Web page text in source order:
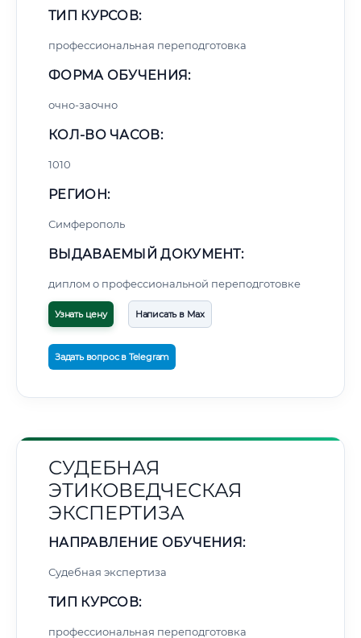
ТИП КУРСОВ:
профессиональная переподготовка
ФОРМА ОБУЧЕНИЯ:
очно-заочно
КОЛ-ВО ЧАСОВ:
1010
РЕГИОН:
Симферополь
ВЫДАВАЕМЫЙ ДОКУМЕНТ:
диплом о профессиональной переподготовке
Узнать цену Написать в Max
Задать вопрос в Telegram
СУДЕБНАЯ
ЭТИКОВЕДЧЕСКАЯ
ЭКСПЕРТИЗА
НАПРАВЛЕНИЕ ОБУЧЕНИЯ:
Судебная экспертиза
ТИП КУРСОВ:
профессиональная переподготовка